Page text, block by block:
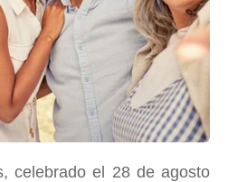
celebrado el 28 de agosto